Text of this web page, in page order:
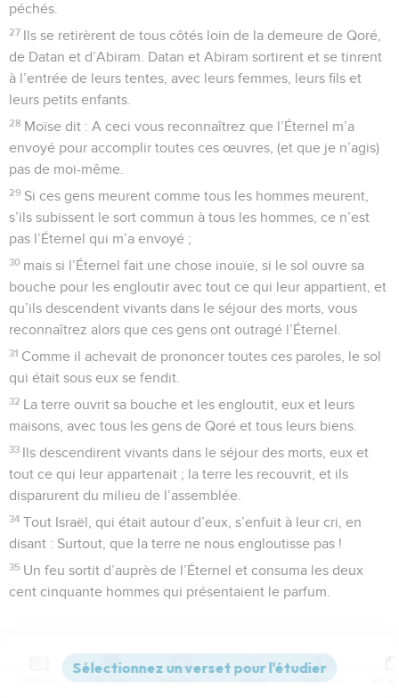
péchés.
27 Ils se retirèrent de tous côtés loin de la demeure de Qoré,
de Datan et d’Abiram. Datan et Abiram sortirent et se tinrent
à l’entrée de leurs tentes, avec leurs femmes, leurs fils et
leurs petits enfants.
28 Moïse dit : A ceci vous reconnaîtrez que l’Éternel m’a
envoyé pour accomplir toutes ces œuvres, (et que je n’agis)
pas de moi-même.
29 Si ces gens meurent comme tous les hommes meurent,
s’ils subissent le sort commun à tous les hommes, ce n’est
pas l’Éternel qui m’a envoyé ;
30 mais si l’Éternel fait une chose inouïe, si le sol ouvre sa
bouche pour les engloutir avec tout ce qui leur appartient, et
qu’ils descendent vivants dans le séjour des morts, vous
reconnaîtrez alors que ces gens ont outragé l’Éternel.
31 Comme il achevait de prononcer toutes ces paroles, le sol
qui était sous eux se fendit.
32 La terre ouvrit sa bouche et les engloutit, eux et leurs
maisons, avec tous les gens de Qoré et tous leurs biens.
33 Ils descendirent vivants dans le séjour des morts, eux et
tout ce qui leur appartenait ; la terre les recouvrit, et ils
disparurent du milieu de l’assemblée.
34 Tout Israël, qui était autour d’eux, s’enfuit à leur cri, en
disant : Surtout, que la terre ne nous engloutisse pas !
35 Un feu sortit d’auprès de l’Éternel et consuma les deux
cent cinquante hommes qui présentaient le parfum.
Versions Commentaires Strong